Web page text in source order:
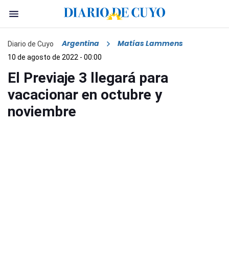
Diario de Cuyo Argentina Matías Lammens
10 de agosto de 2022 - 00:00
El Previaje 3 llegará para
vacacionar en octubre y
noviembre